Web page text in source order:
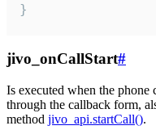
}
jivo_onCallStart#
Is executed when the phone
through the callback form,
method jivo_api.startCall().